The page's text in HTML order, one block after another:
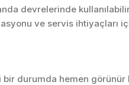
devrelerinde
ve servis ihtiyaçları
bir durumda hemen